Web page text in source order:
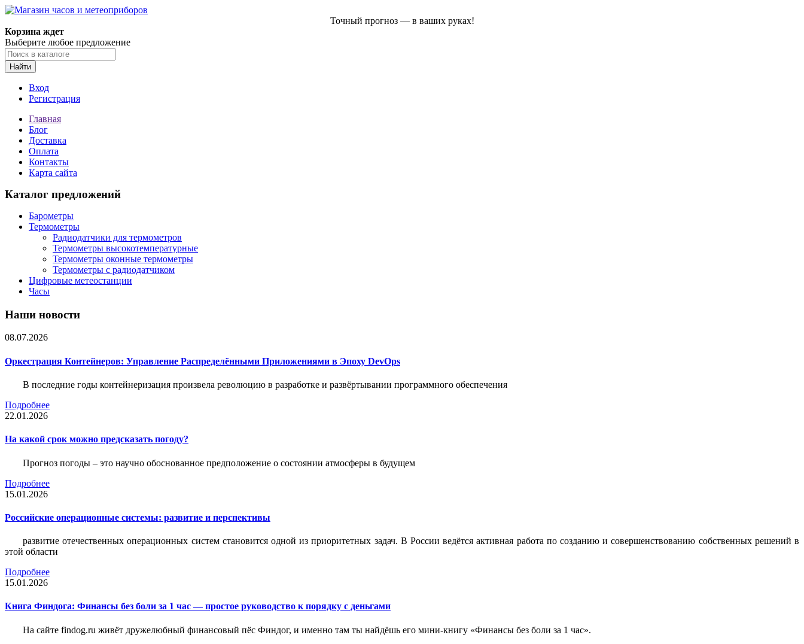
Точный прогноз — в ваших руках!
Корзина ждет
Выберите любое предложение
Найти
Вход
Регистрация
Главная
Блог
Доставка
Оплата
Контакты
Карта сайта
Каталог предложений
Барометры
Термометры
Радиодатчики для термометров
Термометры высокотемпературные
Термометры оконные термометры
Термометры с радиодатчиком
Цифровые метеостанции
Часы
Наши новости
08.07.2026
Оркестрация Контейнеров: Управление Распределёнными Приложениями в Эпоху DevOps
В последние годы контейнеризация произвела революцию в разработке и развёртывании программного обеспечения
Подробнее
22.01.2026
На какой срок можно предсказать погоду?
Прогноз погоды – это научно обоснованное предположение о состоянии атмосферы в будущем
Подробнее
15.01.2026
Российские операционные системы: развитие и перспективы
развитие отечественных операционных систем становится одной из приоритетных задач. В России ведётся активная работа по созданию и совершенствованию собственных решений в
этой области
Подробнее
15.01.2026
Книга Финдога: Финансы без боли за 1 час — простое руководство к порядку с деньгами
На сайте findog.ru живёт дружелюбный финансовый пёс Финдог, и именно там ты найдёшь его мини‑книгу «Финансы без боли за 1 час».